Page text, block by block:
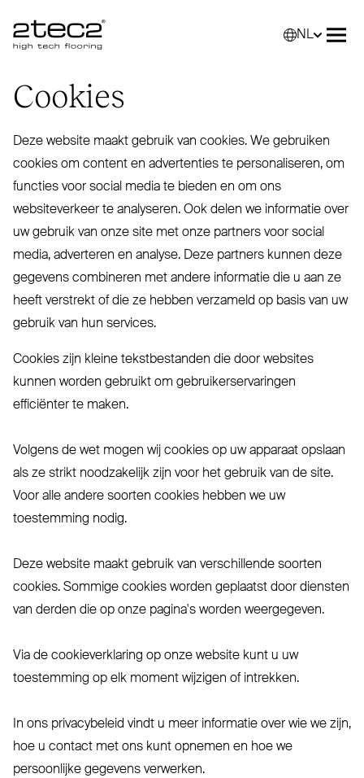
Primary
NL
Cookies
Deze website maakt gebruik van cookies. We gebruiken
cookies om content en advertenties te personaliseren, om
functies voor social media te bieden en om ons
websiteverkeer te analyseren. Ook delen we informatie over
uw gebruik van onze site met onze partners voor social
media, adverteren en analyse. Deze partners kunnen deze
gegevens combineren met andere informatie die u aan ze
heeft verstrekt of die ze hebben verzameld op basis van uw
gebruik van hun services.
Cookies zijn kleine tekstbestanden die door websites
kunnen worden gebruikt om gebruikerservaringen
efficiënter te maken.
Volgens de wet mogen wij cookies op uw apparaat opslaan
als ze strikt noodzakelijk zijn voor het gebruik van de site.
Voor alle andere soorten cookies hebben we uw
toestemming nodig.
Deze website maakt gebruik van verschillende soorten
cookies. Sommige cookies worden geplaatst door diensten
van derden die op onze pagina's worden weergegeven.
Via de cookieverklaring op onze website kunt u uw
toestemming op elk moment wijzigen of intrekken.
In ons privacybeleid vindt u meer informatie over wie we zijn,
hoe u contact met ons kunt opnemen en hoe we
persoonlijke gegevens verwerken.